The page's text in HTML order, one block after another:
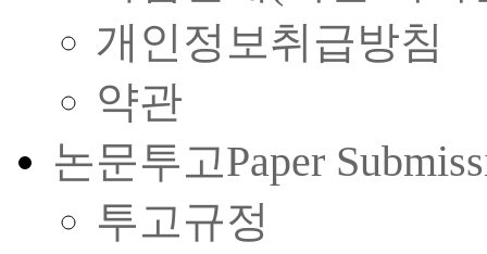
개인정보취급방침
약관
논문투고Paper
투고규정